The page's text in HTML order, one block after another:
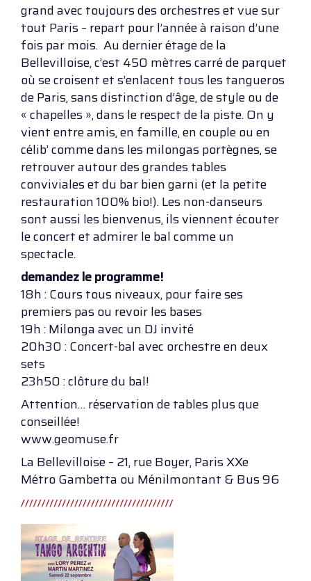
grand avec toujours des orchestres et vue sur
tout Paris – repart pour l’année à raison d’une
fois par mois. Au dernier étage de la
Bellevilloise, c’est 450 mètres carré de parquet
où se croisent et s’enlacent tous les tangueros
de Paris, sans distinction d’âge, de style ou de
« chapelles », dans le respect de la piste. On y
vient entre amis, en famille, en couple ou en
célib’ comme dans les milongas portègnes, se
retrouver autour des grandes tables
conviviales et du bar bien garni (et la petite
restauration 100% bio!). Les non-danseurs
sont aussi les bienvenus, ils viennent écouter
le concert et admirer le bal comme un
spectacle.
demandez le programme!
18h : Cours tous niveaux, pour faire ses
premiers pas ou revoir les bases
19h : Milonga avec un DJ invité
20h30 : Concert-bal avec orchestre en deux
sets
23h50 : clôture du bal!
Attention… réservation de tables plus que
conseillée!
www.geomuse.fr
La Bellevilloise – 21, rue Boyer, Paris XXe
Métro Gambetta ou Ménilmontant & Bus 96